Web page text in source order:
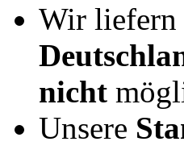
Wir liefern
nicht
Unsere